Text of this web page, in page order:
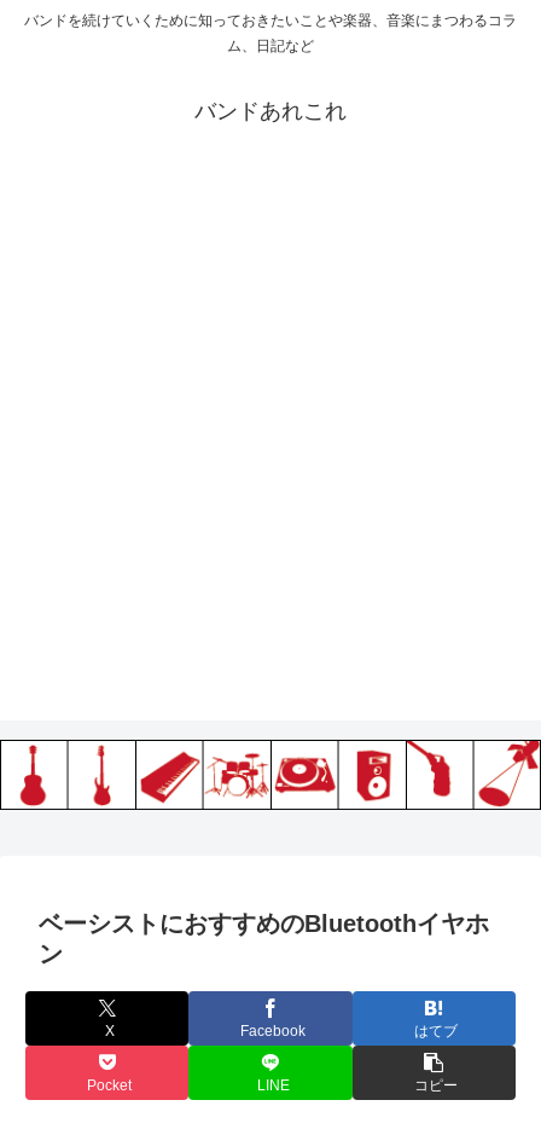
バンドを続けていくために知っておきたいことや楽器、音楽にまつわるコラ
ム、日記など
バンドあれこれ
ベーシストにおすすめのBluetoothイヤホ
ン
X Facebook はてブ
Pocket LINE コピー